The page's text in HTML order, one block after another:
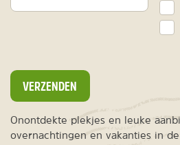
VERZENDEN
Onontdekte plekjes en leuke
overnachtingen en vakanties in